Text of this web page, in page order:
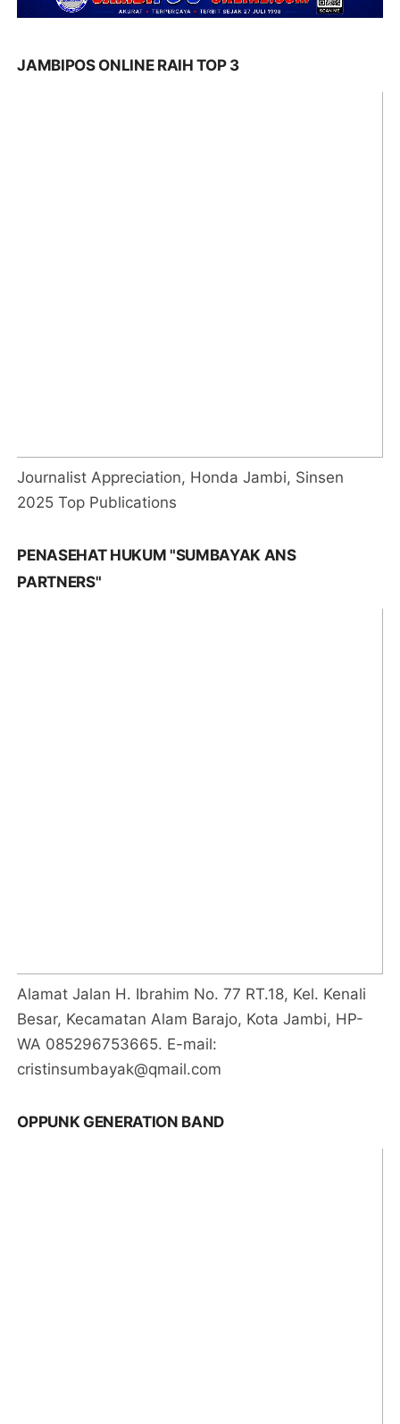
JAMBIPOS ONLINE RAIH TOP 3
Journalist Appreciation, Honda Jambi, Sinsen
2025 Top Publications
PENASEHAT HUKUM "SUMBAYAK ANS
PARTNERS"
Alamat Jalan H. Ibrahim No. 77 RT.18, Kel. Kenali
Besar, Kecamatan Alam Barajo, Kota Jambi, HP-
WA 085296753665. E-mail:
cristinsumbayak@qmail.com
OPPUNK GENERATION BAND